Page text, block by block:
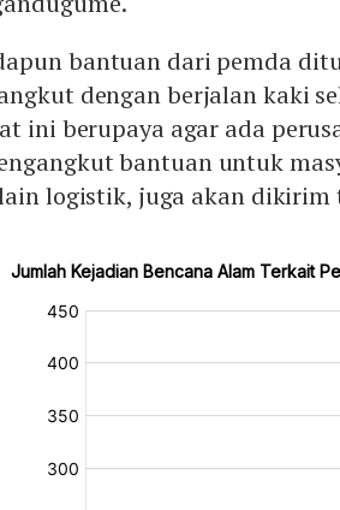
bantuan dari pemda
dengan berjalan kaki
ini berupaya agar ada
bantuan untuk
logistik, juga akan dikirim